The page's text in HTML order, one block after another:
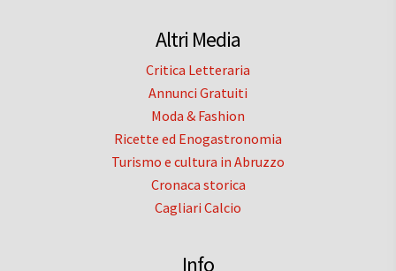
Altri Media
Critica Letteraria
Annunci Gratuiti
Moda & Fashion
Ricette ed Enogastronomia
Turismo e cultura in Abruzzo
Cronaca storica
Cagliari Calcio
Info